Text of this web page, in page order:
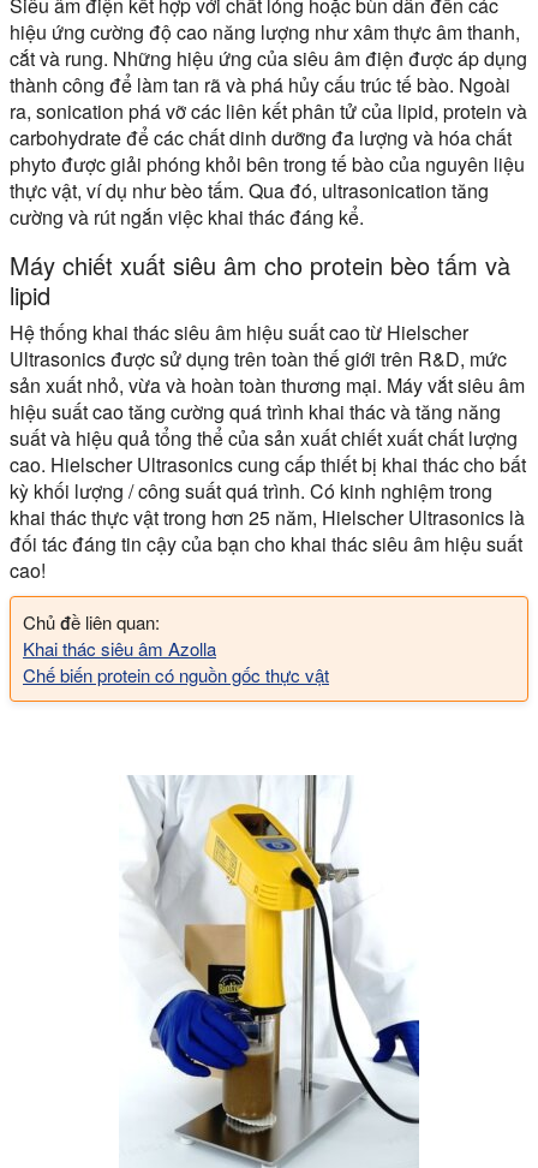
hiệu ứng cường độ cao năng lượng như xâm thực âm thanh,
cắt và rung. Những hiệu ứng của siêu âm điện được áp dụng
thành công để làm tan rã và phá hủy cấu trúc tế bào. Ngoài
ra, sonication phá vỡ các liên kết phân tử của lipid, protein và
carbohydrate để các chất dinh dưỡng đa lượng và hóa chất
phyto được giải phóng khỏi bên trong tế bào của nguyên liệu
thực vật, ví dụ như bèo tấm. Qua đó, ultrasonication tăng
cường và rút ngắn việc khai thác đáng kể.
Máy chiết xuất siêu âm cho protein bèo tấm và
lipid
Hệ thống khai thác siêu âm hiệu suất cao từ Hielscher
Ultrasonics được sử dụng trên toàn thế giới trên R&D, mức
sản xuất nhỏ, vừa và hoàn toàn thương mại. Máy vắt siêu âm
hiệu suất cao tăng cường quá trình khai thác và tăng năng
suất và hiệu quả tổng thể của sản xuất chiết xuất chất lượng
cao. Hielscher Ultrasonics cung cấp thiết bị khai thác cho bất
kỳ khối lượng / công suất quá trình. Có kinh nghiệm trong
khai thác thực vật trong hơn 25 năm, Hielscher Ultrasonics là
đối tác đáng tin cậy của bạn cho khai thác siêu âm hiệu suất
cao!
Chủ đề liên quan:
Khai thác siêu âm Azolla
Chế biến protein có nguồn gốc thực vật